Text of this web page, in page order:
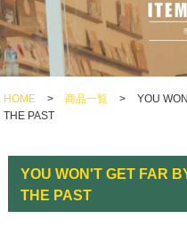
HOME > 商品一覧 >
YOU
THE PAST
YOU WON'T GET FAR
THE PAST